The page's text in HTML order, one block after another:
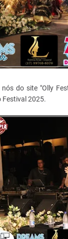
do site "Olly
Festival 2025.